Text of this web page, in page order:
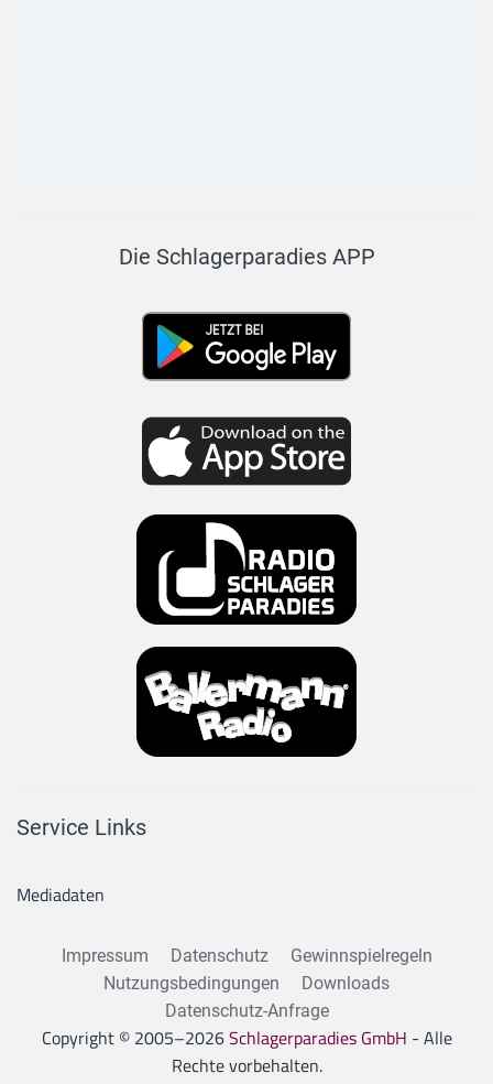
Die Schlagerparadies APP
Service Links
Mediadaten
Impressum Datenschutz
Gewinnspielregeln
Nutzungsbedingungen
Downloads
Datenschutz-Anfrage
Copyright © 2005–2026Schlagerparadies GmbH - Alle
Rechte vorbehalten.